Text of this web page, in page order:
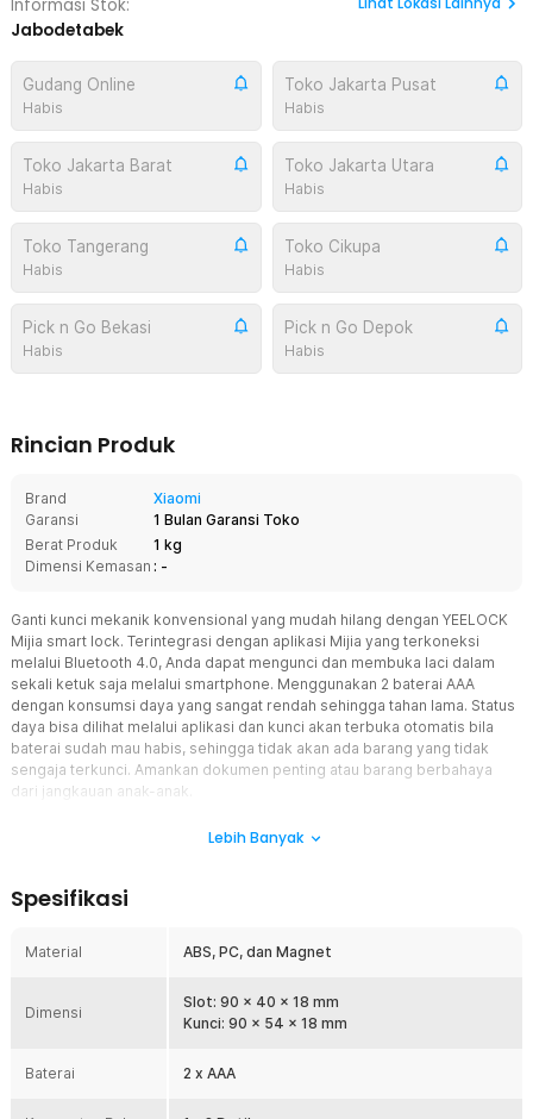
Informasi Stok:
Jabodetabek
Gudang Online
Habis
Toko Jakarta Pusat
Habis
Toko Jakarta Barat
Habis
Toko Jakarta Utara
Habis
Toko Tangerang
Habis
Toko Cikupa
Habis
Pick n Go Bekasi
Habis
Pick n Go Depok
Habis
Rincian Produk
Brand
Xiaomi
Garansi
1 Bulan Garansi Toko
Berat Produk
1 kg
Dimensi Kemasan : -
Ganti kunci mekanik konvensional yang mudah hilang dengan YEELOCK
Mijia smart lock. Terintegrasi dengan aplikasi Mijia yang terkoneksi
melalui Bluetooth 4.0, Anda dapat mengunci dan membuka laci dalam
sekali ketuk saja melalui smartphone. Menggunakan 2 baterai AAA
dengan konsumsi daya yang sangat rendah sehingga tahan lama. Status
daya bisa dilihat melalui aplikasi dan kunci akan terbuka otomatis bila
baterai sudah mau habis, sehingga tidak akan ada barang yang tidak
sengaja terkunci. Amankan dokumen penting atau barang berbahaya
dari jangkauan anak-anak.
Gantikan kunci mekanik konvensional Anda yang mudah hilang.
koneksi Bluetooth 4.0 lewat aplikasi Mijia. Kunci atau buka dalam
sekali ketuk saja dalam jarak kurang dari 10 meter. Tidak perlu
Jauhkan Barang Berbahaya dari Jangkauan Anak-Anak
membuka kabinet. Amankan kabinet Anda yang berisi barang-
Lebih Banyak
Spesifikasi
Material ABS, PC, dan Magnet
Dimensi
Slot: 90 x 40 x 18 mm
Kunci: 90 x 54 x 18 mm
Baterai 2 x AAA